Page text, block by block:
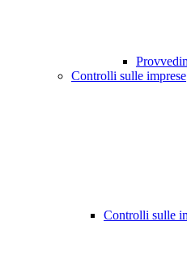
Controlli sulle imprese
Controlli sulle